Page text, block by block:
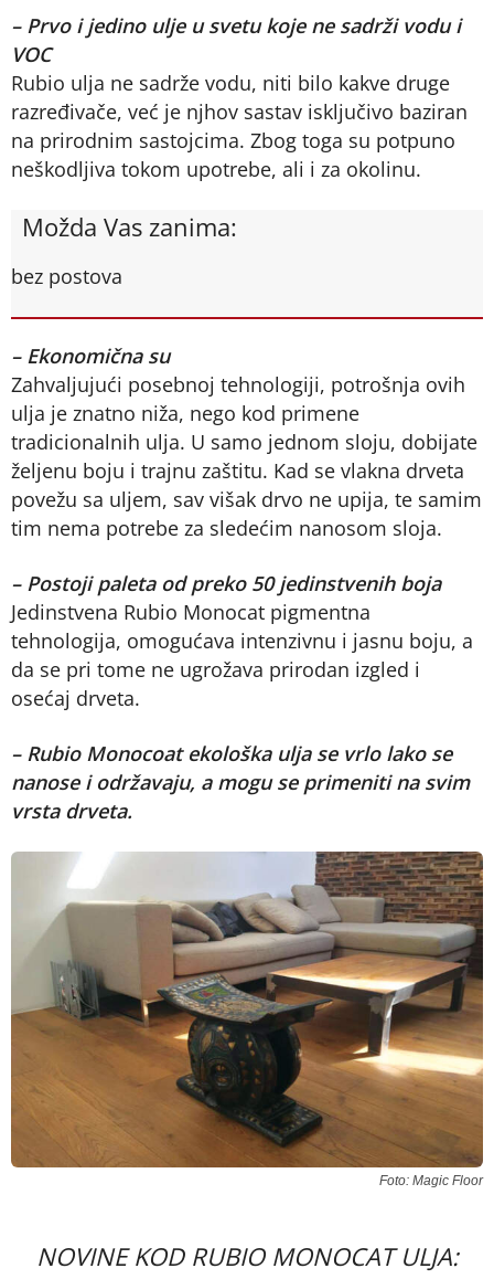
– Prvo i jedino ulje u svetu koje ne sadrži vodu i
VOC
Rubio ulja ne sadrže vodu, niti bilo kakve druge
razređivače, već je njhov sastav isključivo baziran
na prirodnim sastojcima. Zbog toga su potpuno
neškodljiva tokom upotrebe, ali i za okolinu.
Možda Vas zanima:
bez postova
– Ekonomična su
Zahvaljujući posebnoj tehnologiji, potrošnja ovih
ulja je znatno niža, nego kod primene
tradicionalnih ulja. U samo jednom sloju, dobijate
željenu boju i trajnu zaštitu. Kad se vlakna drveta
povežu sa uljem, sav višak drvo ne upija, te samim
tim nema potrebe za sledećim nanosom sloja.
– Postoji paleta od preko 50 jedinstvenih boja
Jedinstvena Rubio Monocat pigmentna
tehnologija, omogućava intenzivnu i jasnu boju, a
da se pri tome ne ugrožava prirodan izgled i
osećaj drveta.
– Rubio Monocoat ekološka ulja se vrlo lako se
nanose i održavaju, a mogu se primeniti na svim
vrsta drveta.
Foto: Magic Floor
NOVINE KOD RUBIO MONOCAT ULJA: